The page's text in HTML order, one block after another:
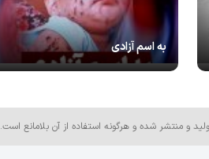
به اسم آزادی
و منتشر شده و هرگونه استفاده از آن بلامانع است.